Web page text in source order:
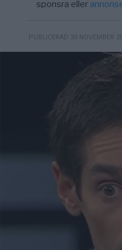
sponsra eller
PUBLICERAD 30 NOVEMBER